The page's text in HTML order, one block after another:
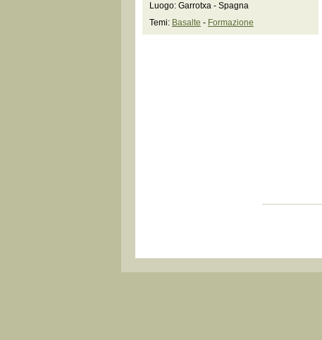
Luogo: Garrotxa - Spagna
Temi: Basalte - Formazione